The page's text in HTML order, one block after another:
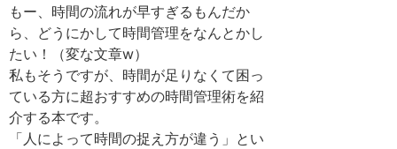
もー、時間の流れが早すぎるもんだか
ら、どうにかして時間管理をなんとかし
たい！（変な文章w）
私もそうですが、時間が足りなくて困っ
ている方に超おすすめの時間管理術を紹
介する本です。
「人によって時間の捉え方が違う」とい